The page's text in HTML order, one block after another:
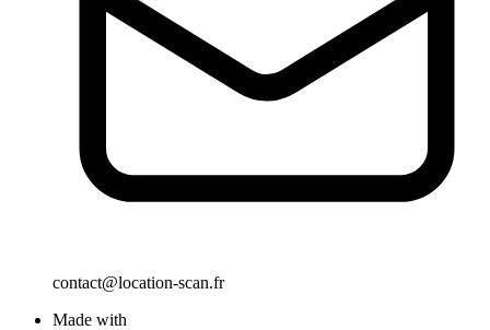
contact@location-scan.fr
Made with